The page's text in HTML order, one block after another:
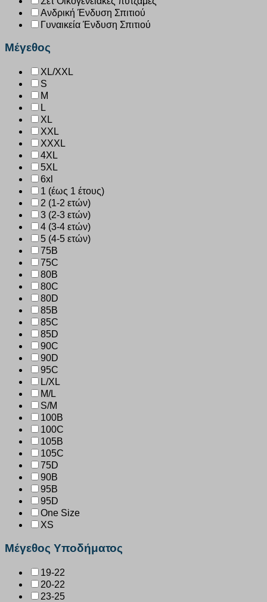
Ανδρική Ένδυση Σπιτιού
Γυναικεία Ένδυση Σπιτιού
Μέγεθος
XL/XXL
S
M
L
XL
XXL
XXXL
4XL
5XL
6xl
1 (έως 1 έτους)
2 (1-2 ετών)
3 (2-3 ετών)
4 (3-4 ετών)
5 (4-5 ετών)
75B
75C
80B
80C
80D
85B
85C
85D
90C
90D
95C
L/XL
M/L
S/M
100B
100C
105B
105C
75D
90B
95B
95D
One Size
XS
Μέγεθος Υποδήματος
19-22
20-22
23-25